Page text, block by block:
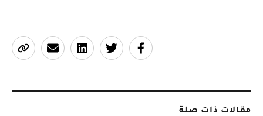
مقالات ذات صلة